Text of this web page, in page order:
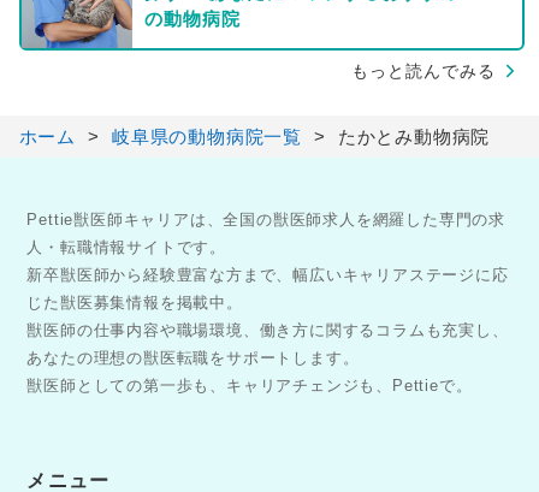
の動物病院
もっと読んでみる
ホーム 岐阜県の動物病院一覧 たかとみ動物病院
Pettie獣医師キャリアは、全国の獣医師求人を網羅した専門の求
人・転職情報サイトです。
新卒獣医師から経験豊富な方まで、幅広いキャリアステージに応
じた獣医募集情報を掲載中。
獣医師の仕事内容や職場環境、働き方に関するコラムも充実し、
あなたの理想の獣医転職をサポートします。
獣医師としての第一歩も、キャリアチェンジも、Pettieで。
メニュー